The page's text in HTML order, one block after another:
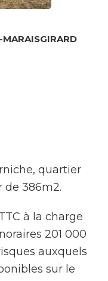
quartier
de 386m2.
à la charge
201 000
auxquels
sur le